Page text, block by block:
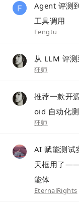
Agent 评测
工具调用
Fengtu
从 LLM 评
狂师
推荐一款开
oid 自动化
狂师
AI 赋能测试
天框用了——
能体
EternalRights